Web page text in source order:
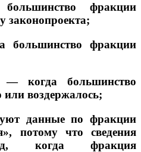
фракции
законопроекта;
большинство фракции
— когда большинство
воздержалось;
данные по фракции
потому что сведения
когда фракция